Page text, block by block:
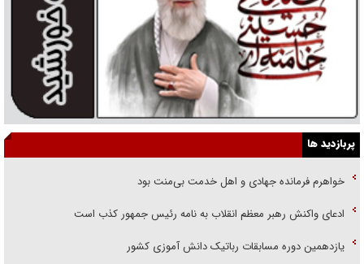
پربازدید ها
خواهرم فرمانده جهادی و اهل خدمت بی‌منت بود
ادعای واکنش رهبر معظم انقلاب به نامه رئیس جمهور کذب است
یازدهمین دوره مسابقات رباتیک دانش آموزی کشور